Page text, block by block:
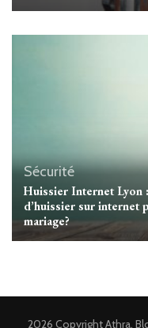
Sécurité
Huissier Internet Lyon
d’huissier sur internet
mariage?
2026 CopyrightAthra.